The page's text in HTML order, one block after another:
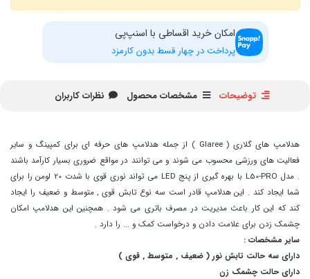
امکان خرید اقساطی با اسنپ‌پی
پرداخت در چهار قسط بدون کارمزد
توضیحات مشخصات محصول نظرات کاربران
هدلامپ های گلاری ( Glaree ) از جمله هدلامپ های حرفه ای برای کمپینگ و سایر
فعالیت های ورزشی محسوب می شوند و می توانند در مواقع ضروری بسیار کارآمد باشند
. مدل L50-PRO با بهره گیری از پنج LED می تواند نوری قوی با شدت 20 لومن را برای
شما ایجاد کند . این هدلامپ قادر است سه نوع تابش قوی , متوسط و ضعیف را ایجاد
کند که این کار باعث مدیریت در مصرف باتری می شود . همچنین این هدلامپ امکان
چشمک زدن برای علامت دادن و درخواست کمک و ... را دارد .
سایر مشخصات :
دارای سه حالت تابش نور ( ضعیف , متوسط , قوی )
دارای حالت چشمک زن